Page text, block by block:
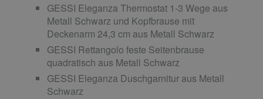
GESSI Eleganza Thermostat 1-3 Wege aus
Metall Schwarz und Kopfbrause mit
Deckenarm 24,3 cm aus Metall Schwarz
GESSI Rettangolo feste Seitenbrause
quadratisch aus Metall Schwarz
GESSI Eleganza Duschgarnitur aus Metall
Schwarz